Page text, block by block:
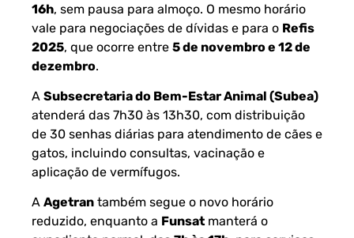
16h, sem pausa para almoço. O mesmo horário
vale para negociações de dívidas e para o Refis
2025, que ocorre entre 5 de novembro e 12 de
dezembro.
A Subsecretaria do Bem-Estar Animal (Subea)
atenderá das 7h30 às 13h30, com distribuição
de 30 senhas diárias para atendimento de cães e
gatos, incluindo consultas, vacinação e
aplicação de vermífugos.
A Agetran também segue o novo horário
reduzido, enquanto a Funsat manterá o